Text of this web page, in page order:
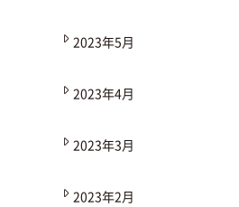
2023年5月
2023年4月
2023年3月
2023年2月